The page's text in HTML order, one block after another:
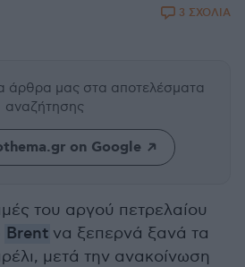
3 ΣΧΟΛΙΑ
άρθρα μας στα αποτελέσματα
αναζήτησης
on Google
του αργού πετρελαίου
Brent να ξεπερνά ξανά τα
μετά την ανακοίνωση